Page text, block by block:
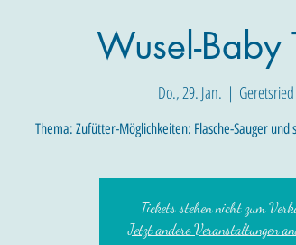
Wusel-Baby
Do., 29. Jan.
  |
Geretsried
Thema: Zufütter-Möglichkeiten: Flasche-Sauger
Tickets stehen nicht zum
Jetzt andere Veranstaltungen